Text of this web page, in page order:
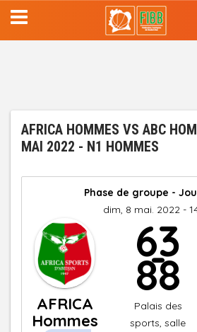
Aller
au
contenu
AFRICA HOMMES VS ABC
MAI 2022 - N1 HOMMES
Phase de groupe -
dim, 8 mai. 2022 -
AFRICA
Hommes
63
-
88
Palais des
sports, salle